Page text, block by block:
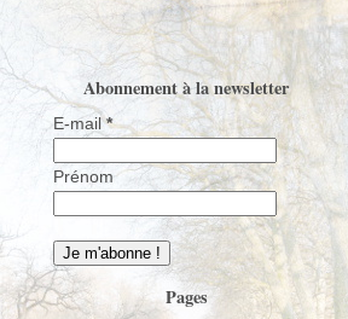
Abonnement à la newsletter
E-mail*
Prénom
Pages